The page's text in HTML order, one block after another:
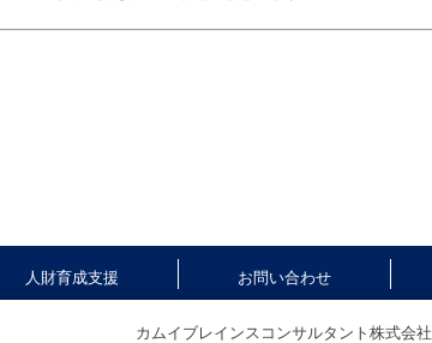
人財育成支援 お問い合わせ
カムイブレインスコンサルタント株式会社